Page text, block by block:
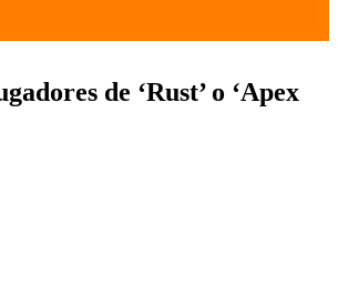
de ‘Rust’ o ‘Apex